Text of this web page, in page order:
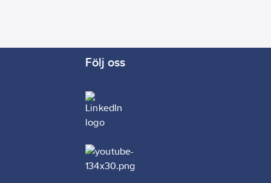
Följ oss